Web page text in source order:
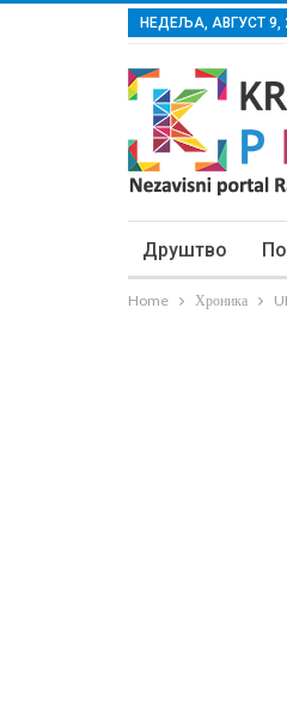
НЕДЕЉА, АВГУСТ 9,
Друштво
Home Хроника